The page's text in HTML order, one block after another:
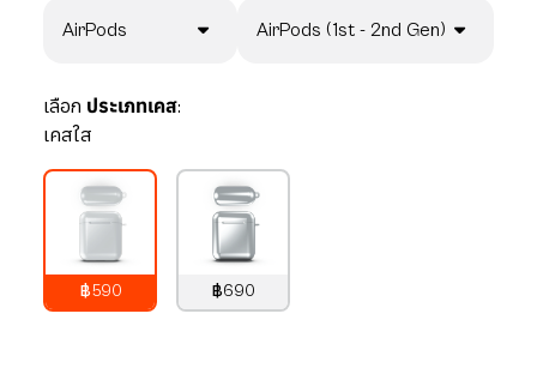
AirPods AirPods (1st - 2nd Gen)
เลือก ประเภทเคส:
เคสใส
฿590
฿690